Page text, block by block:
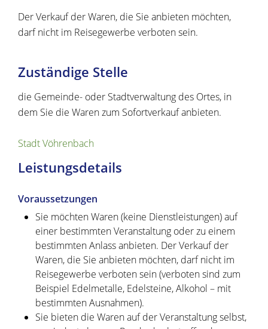
Der Verkauf der Waren, die Sie anbieten möchten,
darf nicht im Reisegewerbe verboten sein.
Zuständige Stelle
die Gemeinde- oder Stadtverwaltung des Ortes, in
dem Sie die Waren zum Sofortverkauf anbieten.
Stadt Vöhrenbach
Leistungsdetails
Voraussetzungen
Sie möchten Waren (keine Dienstleistungen) auf
einer bestimmten Veranstaltung oder zu einem
bestimmten Anlass anbieten. Der Verkauf der
Waren, die Sie anbieten möchten, darf nicht im
Reisegewerbe verboten sein (verboten sind zum
Beispiel Edelmetalle, Edelsteine, Alkohol – mit
bestimmten Ausnahmen).
Sie bieten die Waren auf der Veranstaltung selbst,